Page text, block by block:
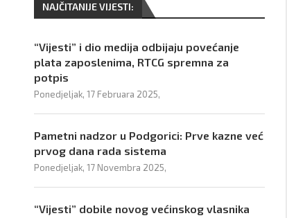
NAJČITANIJE VIJESTI:
“Vijesti” i dio medija odbijaju povećanje
plata zaposlenima, RTCG spremna za
potpis
Ponedjeljak, 17 Februara 2025,
Pametni nadzor u Podgorici: Prve kazne već
prvog dana rada sistema
Ponedjeljak, 17 Novembra 2025,
“Vijesti” dobile novog većinskog vlasnika